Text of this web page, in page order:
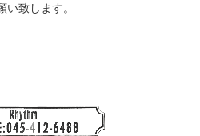
致します。